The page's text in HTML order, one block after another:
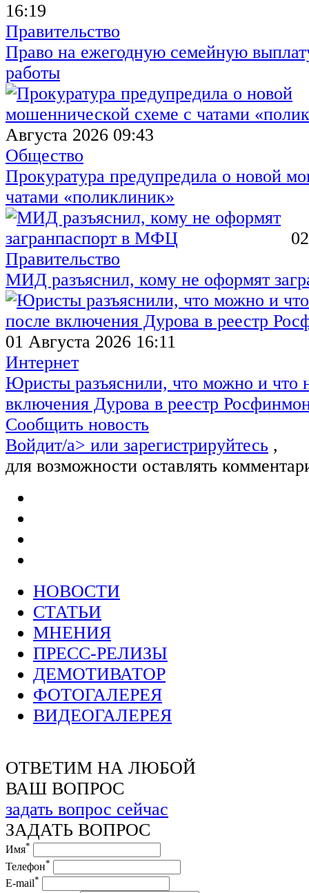
16:19
Правительство
Право на ежегодную семейную
работы
Августа 2026 09:43
Общество
Прокуратура предупредила о новой
чатами «поликлиник»
Правительство
МИД разъяснил, кому не оформят
01 Августа 2026 16:11
Интернет
Юристы разъяснили, что можно и что
включения Дурова в реестр
Сообщить новость
Войдит/a> или зарегистрируйтесь ,
для возможности оставлять
НОВОСТИ
СТАТЬИ
МНЕНИЯ
ПРЕСС-РЕЛИЗЫ
ДЕМОТИВАТОР
ФОТОГАЛЕРЕЯ
ВИДЕОГАЛЕРЕЯ
ОТВЕТИМ НА ЛЮБОЙ
ВАШ ВОПРОС
задать вопрос сейчас
ЗАДАТЬ ВОПРОС
Имя*
Телефон*
E-mail*